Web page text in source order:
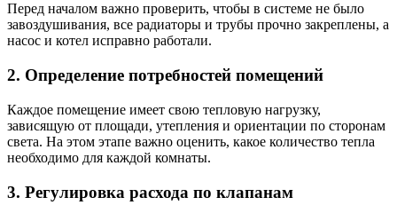
Перед началом важно проверить, чтобы в системе не было
завоздушивания, все радиаторы и трубы прочно закреплены, а
насос и котел исправно работали.
2. Определение потребностей помещений
Каждое помещение имеет свою тепловую нагрузку,
зависящую от площади, утепления и ориентации по сторонам
света. На этом этапе важно оценить, какое количество тепла
необходимо для каждой комнаты.
3. Регулировка расхода по клапанам